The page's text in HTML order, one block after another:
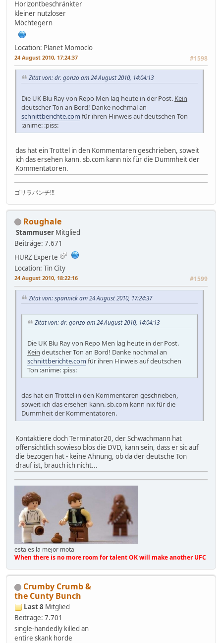
Horizontbeschränkter
kleiner nutzloser
Möchtegern
Location: Planet Momoclo
24 August 2010, 17:24:37 #1598
Zitat von: dr. gonzo am 24 August 2010, 14:04:13
Die UK Blu Ray von Repo Men lag heute in der Post. Kein
deutscher Ton an Bord! Danke nochmal an
schnittberichte.com für ihren Hinweis auf deutschen Ton
:anime: :piss:
das hat ein Trottel in den Kommentaren geschrieben, soweit
ich das ersehen kann. sb.com kann nix für die Dummheit der
Kommentatoren.
ゴリラパンチ!!!
Roughale
Stammuser Mitglied
Beiträge: 7.671
HURZ Experte
Location: Tin City
24 August 2010, 18:22:16 #1599
Zitat von: spannick am 24 August 2010, 17:24:37
Zitat von: dr. gonzo am 24 August 2010, 14:04:13
Die UK Blu Ray von Repo Men lag heute in der Post.
Kein deutscher Ton an Bord! Danke nochmal an
schnittberichte.com für ihren Hinweis auf deutschen
Ton :anime: :piss:
das hat ein Trottel in den Kommentaren geschrieben,
soweit ich das ersehen kann. sb.com kann nix für die
Dummheit der Kommentatoren.
Kontaktiere doch Terminator20, der Schwachmann hat
offensichtlich sowieso blos die DVD, kann sein, dass er sic auf
die bezogen hat - keine Ahnung, ob da der deutsche Ton
drauf ist, brauch ich nicht...
esta es la mejor mota
When there is no more room for talent OK will make another UFC
Crumby Crumb &
the Cunty Bunch
Last 8 Mitglied
Beiträge: 7.701
single-handedly killed an
entire skank horde